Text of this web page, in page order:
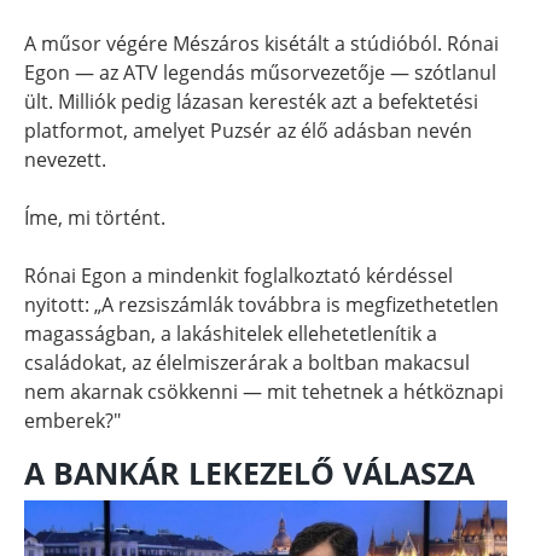
A műsor végére Mészáros kisétált a stúdióból. Rónai
Egon — az ATV legendás műsorvezetője — szótlanul
ült. Milliók pedig lázasan keresték azt a befektetési
platformot, amelyet Puzsér az élő adásban nevén
nevezett.
Íme, mi történt.
Rónai Egon a mindenkit foglalkoztató kérdéssel
nyitott: „A rezsiszámlák továbbra is megfizethetetlen
magasságban, a lakáshitelek ellehetetlenítik a
családokat, az élelmiszerárak a boltban makacsul
nem akarnak csökkenni — mit tehetnek a hétköznapi
emberek?"
A BANKÁR LEKEZELŐ VÁLASZA